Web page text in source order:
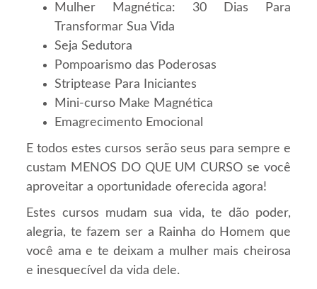
Mulher Magnética: 30 Dias Para
Transformar Sua Vida
Seja Sedutora
Pompoarismo das Poderosas
Striptease Para Iniciantes
Mini-curso Make Magnética
Emagrecimento Emocional
E todos estes cursos serão seus para sempre e
custam MENOS DO QUE UM CURSO se você
aproveitar a oportunidade oferecida agora!
Estes cursos mudam sua vida, te dão poder,
alegria, te fazem ser a Rainha do Homem que
você ama e te deixam a mulher mais cheirosa
e inesquecível da vida dele.